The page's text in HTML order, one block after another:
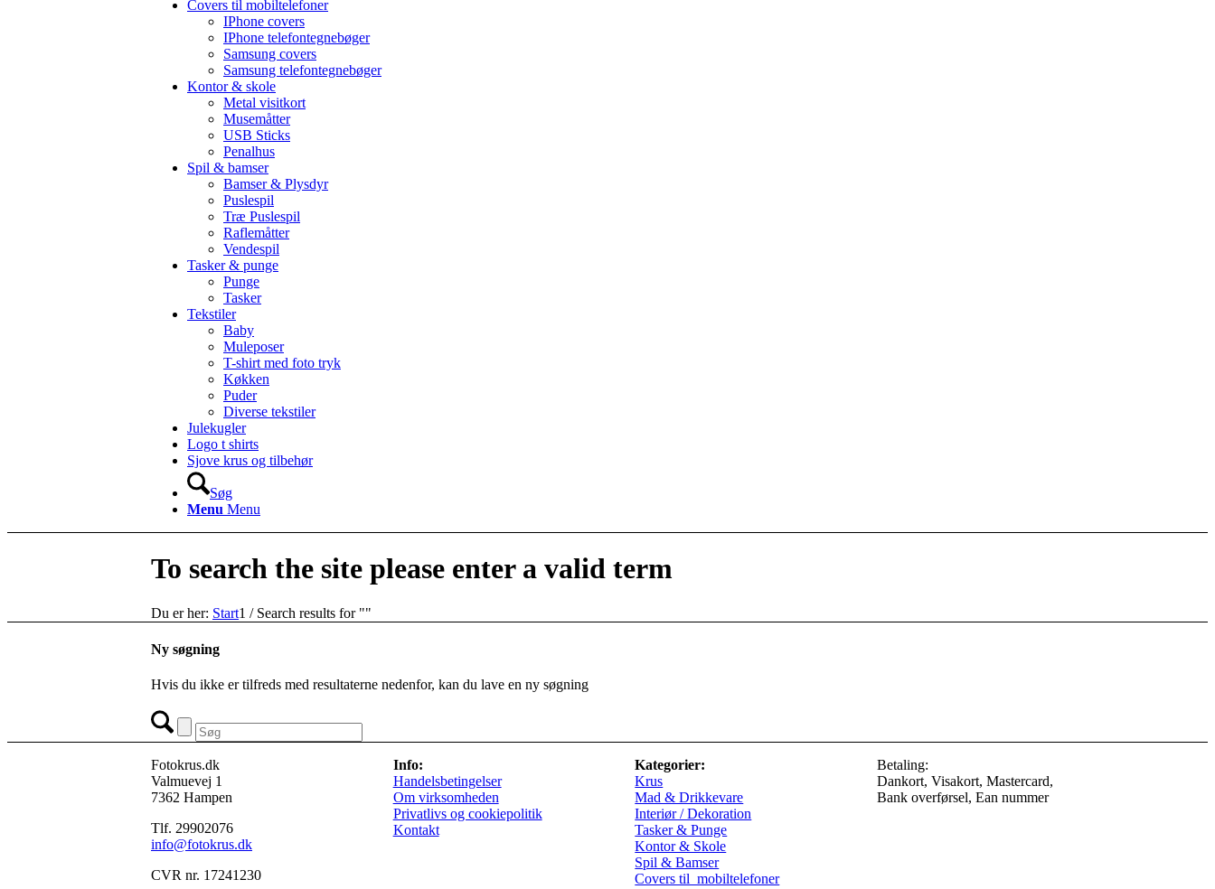
Covers til mobiltelefoner
IPhone covers
IPhone telefontegnebøger
Samsung covers
Samsung telefontegnebøger
Kontor & skole
Metal visitkort
Musemåtter
USB Sticks
Penalhus
Spil & bamser
Bamser & Plysdyr
Puslespil
Træ Puslespil
Raflemåtter
Vendespil
Tasker & punge
Punge
Tasker
Tekstiler
Baby
Muleposer
T-shirt med foto tryk
Køkken
Puder
Diverse tekstiler
Julekugler
Logo t shirts
Sjove krus og tilbehør
Søg
Menu Menu
To search the site please enter a valid term
Du er her: Start1 / Search results for ""
Ny søgning
Hvis du ikke er tilfreds med resultaterne nedenfor, kan du lave en ny søgning
Fotokrus.dk
Valmuevej 1
7362 Hampen
Tlf. 29902076
info@fotokrus.dk
CVR nr. 17241230
Info:
Handelsbetingelser
Om virksomheden
Privatlivs og cookiepolitik
Kontakt
Kategorier:
Krus
Mad & Drikkevare
Interiør / Dekoration
Tasker & Punge
Kontor & Skole
Spil & Bamser
Covers til mobiltelefoner
Betaling:
Dankort, Visakort, Mastercard,
Bank overførsel, Ean nummer